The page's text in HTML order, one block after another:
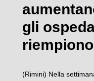
gli
riempiono
(Rimini) Nella